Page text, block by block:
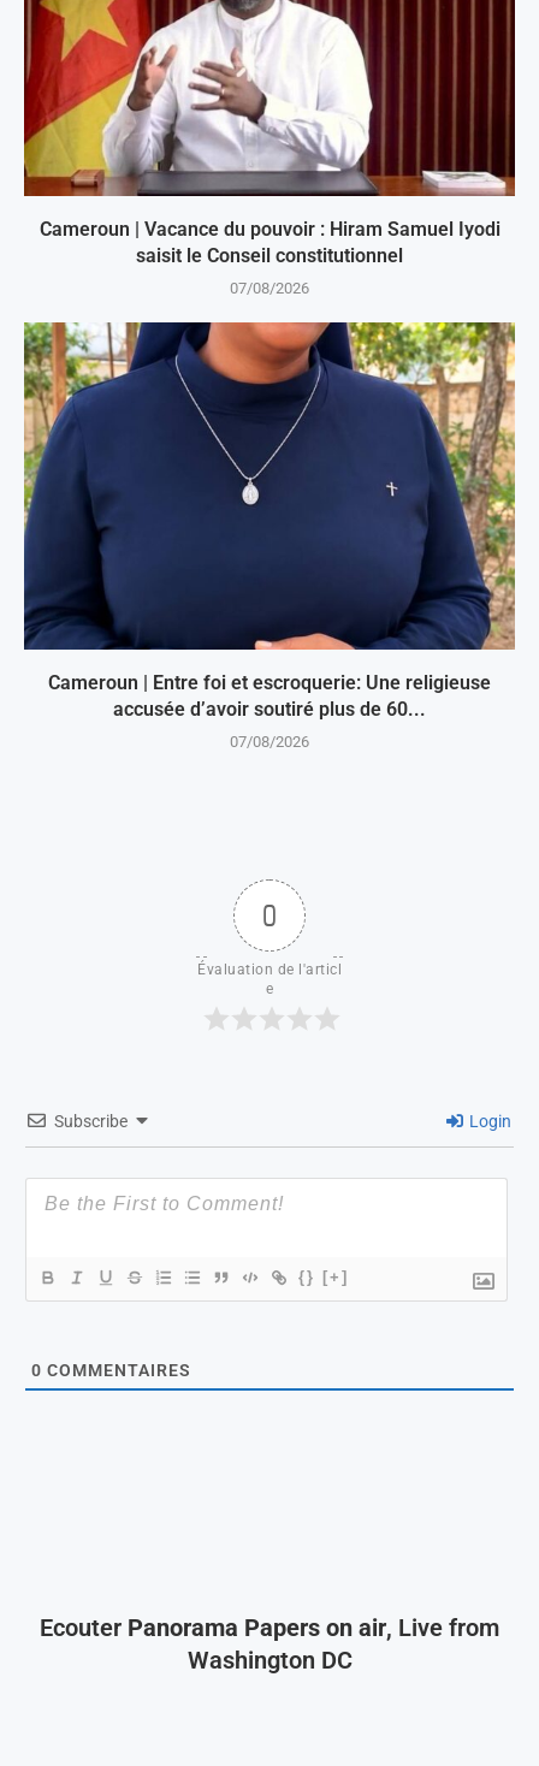
Cameroun | Vacance du pouvoir : Hiram Samuel Iyodi
saisit le Conseil constitutionnel
07/08/2026
Cameroun | Entre foi et escroquerie: Une religieuse
accusée d’avoir soutiré plus de 60...
07/08/2026
0
Évaluation de l'articl
e
Subscribe Login
{} [+]
0 COMMENTAIRES
Ecouter Panorama Papers on air, Live from
Washington DC